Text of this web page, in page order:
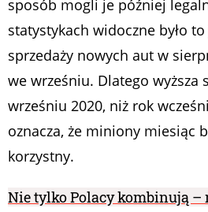
sposób mogli je później
statystykach widoczne było
sprzedaży nowych aut w
we wrześniu. Dlatego wyższa
wrześniu 2020, niż rok
oznacza, że miniony miesiąc
korzystny.
Nie tylko Polacy kombinują